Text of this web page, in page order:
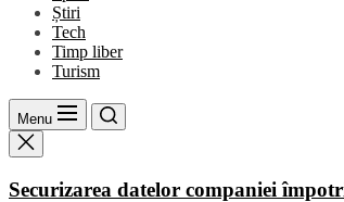
Știri
Tech
Timp liber
Turism
Menu
Securizarea datelor companiei